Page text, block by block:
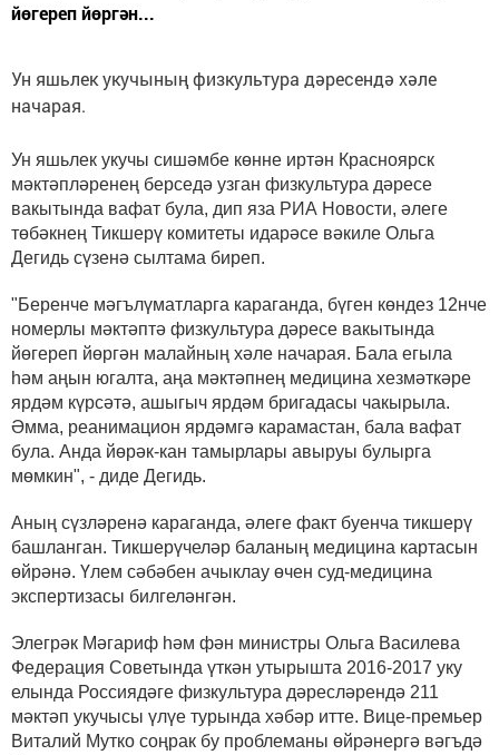
йөгереп йөргән...
Ун яшьлек укучының физкультура дәресендә хәле
начарая.
Ун яшьлек укучы сишәмбе көнне иртән Красноярск
мәктәпләренең берседә узган физкультура дәресе
вакытында вафат була, дип яза РИА Новости, әлеге
төбәкнең Тикшерү комитеты идарәсе вәкиле Ольга
Дегидь сүзенә сылтама биреп.
"Беренче мәгълүматларга караганда, бүген көндез 12нче
номерлы мәктәптә физкультура дәресе вакытында
йөгереп йөргән малайның хәле начарая. Бала егыла
һәм аңын югалта, аңа мәктәпнең медицина хезмәткәре
ярдәм күрсәтә, ашыгыч ярдәм бригадасы чакырыла.
Әмма, реанимацион ярдәмгә карамастан, бала вафат
була. Анда йөрәк-кан тамырлары авыруы булырга
мөмкин", - диде Дегидь.
Аның сүзләренә караганда, әлеге факт буенча тикшерү
башланган. Тикшерүчеләр баланың медицина картасын
өйрәнә. Үлем сәбәбен ачыклау өчен суд-медицина
экспертизасы билгеләнгән.
Элегрәк Мәгариф һәм фән министры Ольга Василева
Федерация Советында үткән утырышта 2016-2017 уку
елында Россиядәге физкультура дәресләрендә 211
мәктәп укучысы үлүе турында хәбәр итте. Вице-премьер
Виталий Мутко соңрак бу проблеманы өйрәнергә вәгъдә